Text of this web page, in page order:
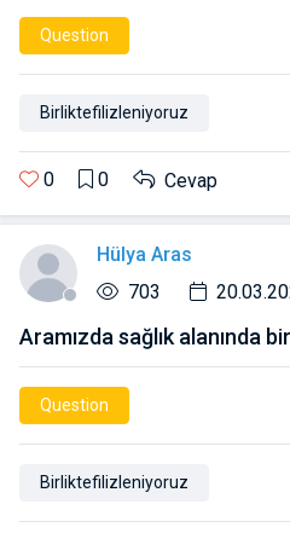
Question
Birliktefilizleniyoruz
0 0 Cevap
Hülya Aras
703
Aramızda sağlık alanında
Question
Birliktefilizleniyoruz